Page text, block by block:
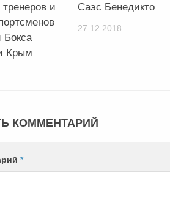
и
Бокса
Крым
Саэс Бенедикто
27.12.2018
КОММЕНТАРИЙ
*